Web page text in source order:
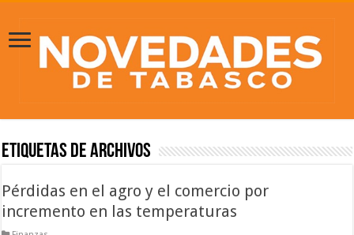
Etiquetas de Archivos
Pérdidas en el agro y el comercio por
incremento en las temperaturas